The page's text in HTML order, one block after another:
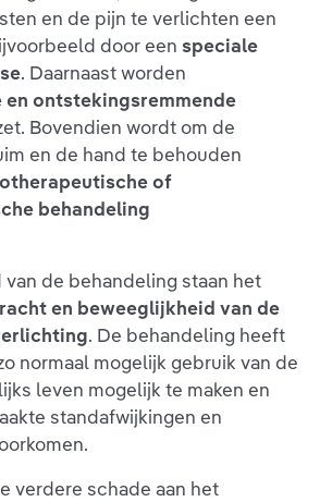
en de pijn te verlichten een
door een speciale
. Daarnaast worden
ontstekingsremmende
Bovendien wordt om de
en de hand te behouden
of
behandeling
de behandeling staan het
en beweeglijkheid van de
. De behandeling heeft
normaal mogelijk gebruik van de
leven mogelijk te maken en
standafwijkingen en
verdere schade aan het